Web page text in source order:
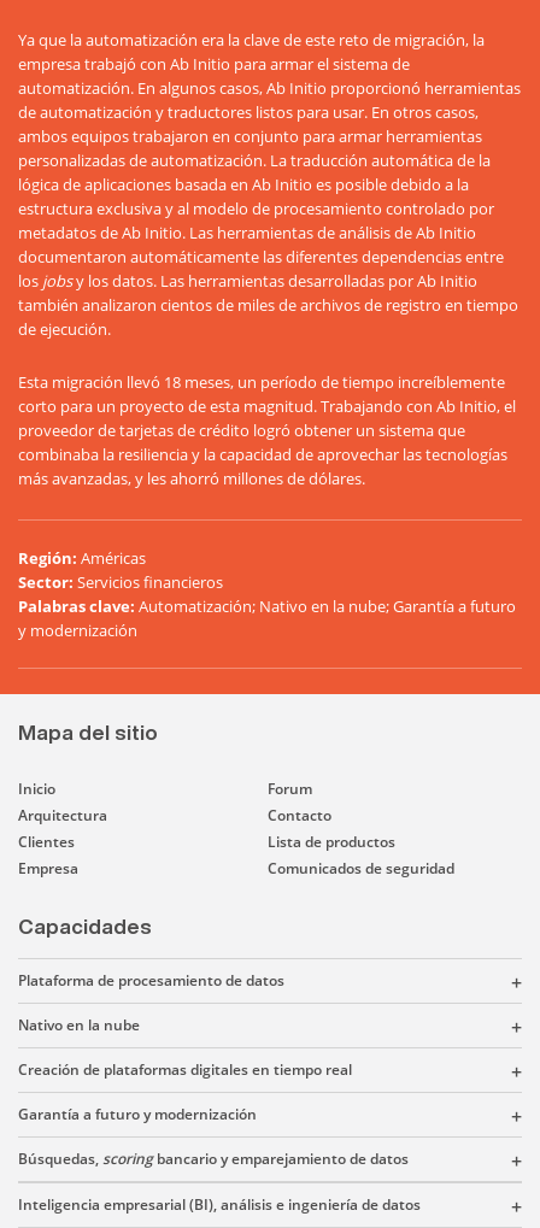
Ya que la automatización era la clave de este reto de migración, la
empresa trabajó con Ab Initio para armar el sistema de
automatización. En algunos casos, Ab Initio proporcionó herramientas
de automatización y traductores listos para usar. En otros casos,
ambos equipos trabajaron en conjunto para armar herramientas
personalizadas de automatización. La traducción automática de la
lógica de aplicaciones basada en Ab Initio es posible debido a la
estructura exclusiva y al modelo de procesamiento controlado por
metadatos de Ab Initio. Las herramientas de análisis de Ab Initio
documentaron automáticamente las diferentes dependencias entre
los jobsy los datos. Las herramientas desarrolladas por Ab Initio
también analizaron cientos de miles de archivos de registro en tiempo
de ejecución.
Esta migración llevó 18 meses, un período de tiempo increíblemente
corto para un proyecto de esta magnitud. Trabajando con Ab Initio, el
proveedor de tarjetas de crédito logró obtener un sistema que
combinaba la resiliencia y la capacidad de aprovechar las tecnologías
más avanzadas, y les ahorró millones de dólares.
Región: Américas
Sector: Servicios financieros
Palabras clave: Automatización; Nativo en la nube; Garantía a futuro
y modernización
Mapa del sitio
Inicio
Arquitectura
Clientes
Empresa
Forum
Contacto
Lista de productos
Comunicados de seguridad
Capacidades
Plataforma de procesamiento de datos
Nativo en la nube
Creación de plataformas digitales en tiempo real
Garantía a futuro y modernización
Búsquedas,scoringbancario y emparejamiento de datos
Inteligencia empresarial (BI), análisis e ingeniería de datos